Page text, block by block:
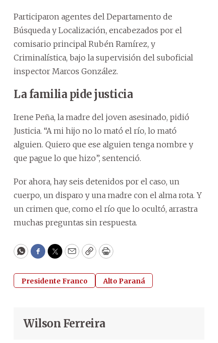
Participaron agentes del Departamento de
Búsqueda y Localización, encabezados por el
comisario principal Rubén Ramírez, y
Criminalística, bajo la supervisión del suboficial
inspector Marcos González.
La familia pide justicia
Irene Peña, la madre del joven asesinado, pidió
Justicia. “A mi hijo no lo mató el río, lo mató
alguien. Quiero que ese alguien tenga nombre y
que pague lo que hizo”, sentenció.
Por ahora, hay seis detenidos por el caso, un
cuerpo, un disparo y una madre con el alma rota. Y
un crimen que, como el río que lo ocultó, arrastra
muchas preguntas sin respuesta.
WhatsApp
Facebook
Twitter
EmailCopyPrint
Presidente Franco Alto Paraná
Wilson Ferreira